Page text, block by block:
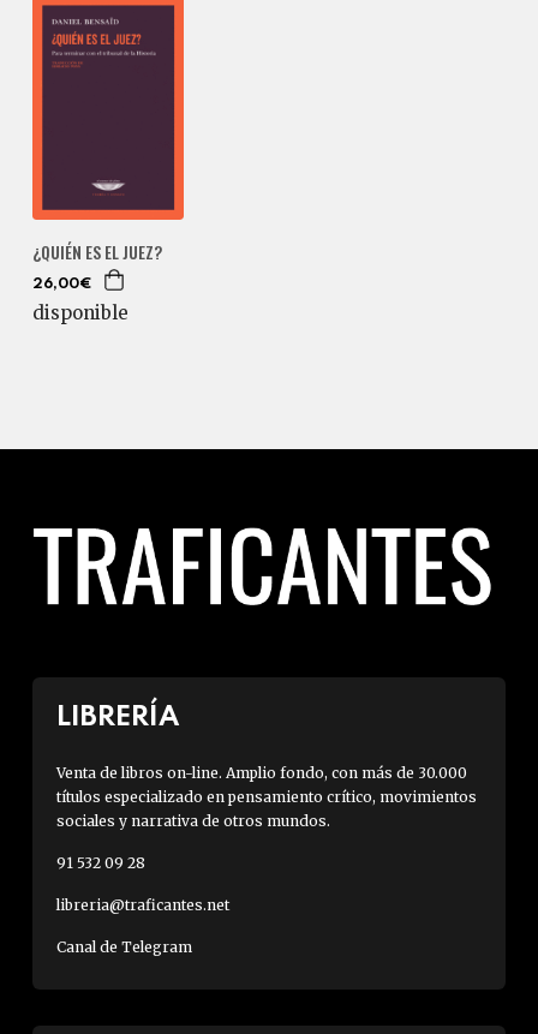
¿QUIÉN ES EL JUEZ?
26,00€
disponible
LIBRERÍA
Venta de libros on-line. Amplio fondo, con más de 30.000
títulos especializado en pensamiento crítico, movimientos
sociales y narrativa de otros mundos.
91 532 09 28
libreria@traficantes.net
Canal de Telegram